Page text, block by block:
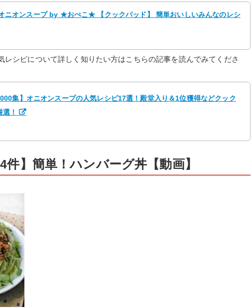
ニオンスープ by ★おぺこ★ 【クックパッド】 簡単おいしいみんなのレシ
レシピについて詳しく知りたい方はこちらの記事を読んでみてくださ
集】オニオンスープの人気レシピ17選！殿堂入り＆1位獲得などクック
！
件】簡単！ハンバーグ丼【動画】